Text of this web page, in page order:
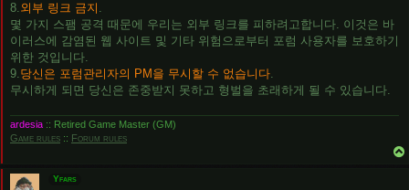
8.외부 링크 금지 .
몇 가지 스팸 공격 때문에 우리는 외부 링크를 피하려고합니다. 이것은 바
이러스에 감염된 웹 사이트 및 기타 위험으로부터 포럼 사용자를 보호하기
위한 것입니다.
9.당신은 포럼관리자의 PM을 무시할 수 없습니다.
무시하게 되면 당신은 존중받지 못하고 형벌을 초래하게 될 수 있습니다.
ardesia :: Retired Game Master (GM)
Game rules :: Forum rules
Yfars